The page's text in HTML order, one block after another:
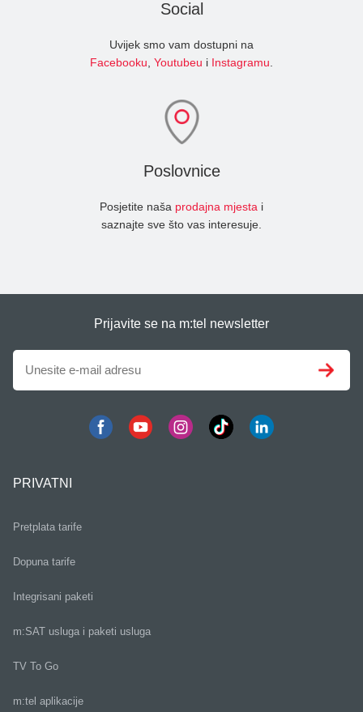
Social
Uvijek smo vam dostupni na
Facebooku Youtubeu i Instagramu
Poslovnice
Posjetite naša prodajna mjesta i
saznajte sve što vas interesuje.
Prijavite se na m:tel newsletter
PRIVATNI
Pretplata tarife
Dopuna tarife
Integrisani paketi
m:SAT usluga i paketi usluga
TV To Go
m:tel aplikacije